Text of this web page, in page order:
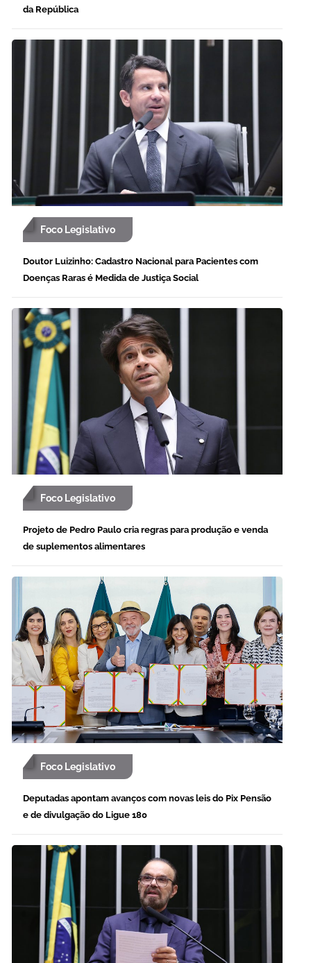
da República
Foco Legislativo
Doutor Luizinho: Cadastro Nacional para Pacientes com
Doenças Raras é Medida de Justiça Social
Foco Legislativo
Projeto de Pedro Paulo cria regras para produção e venda
de suplementos alimentares
Foco Legislativo
Deputadas apontam avanços com novas leis do Pix Pensão
e de divulgação do Ligue 180